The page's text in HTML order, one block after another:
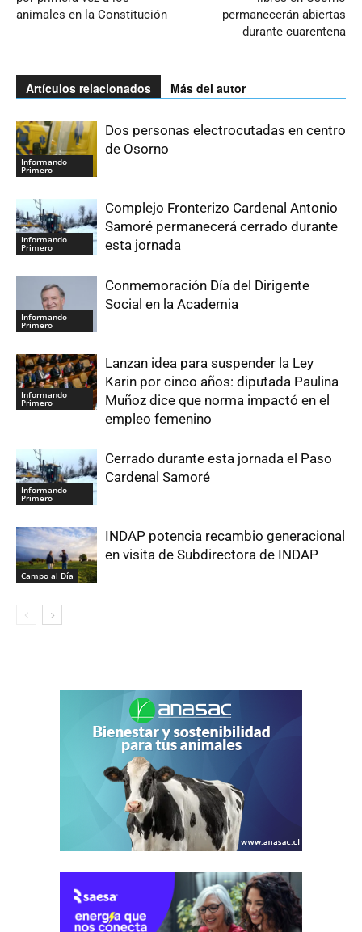
animales en la Constitución
permanecerán abiertas
durante cuarentena
Artículos relacionados Más del autor
Informando
Primero
Dos personas electrocutadas en centro
de Osorno
Informando
Primero
Complejo Fronterizo Cardenal Antonio
Samoré permanecerá cerrado durante
esta jornada
Informando
Primero
Conmemoración Día del Dirigente
Social en la Academia
Informando
Primero
Lanzan idea para suspender la Ley
Karin por cinco años: diputada Paulina
Muñoz dice que norma impactó en el
empleo femenino
Informando
Primero
Cerrado durante esta jornada el Paso
Cardenal Samoré
Campo al Día
INDAP potencia recambio generacional
en visita de Subdirectora de INDAP